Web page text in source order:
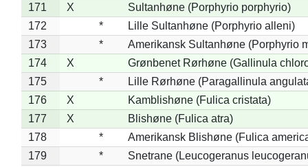
171
X
Sultanhøne (Porphyrio porphyrio)
172
*
Lille Sultanhøne (Porphyrio alleni)
173
*
Amerikansk Sultanhøne (Porphyrio
174
X
Grønbenet Rørhøne (Gallinula
175
*
Lille Rørhøne (Paragallinula
176
X
Kamblishøne (Fulica cristata)
177
X
Blishøne (Fulica atra)
178
*
Amerikansk Blishøne (Fulica
179
*
Snetrane (Leucogeranus